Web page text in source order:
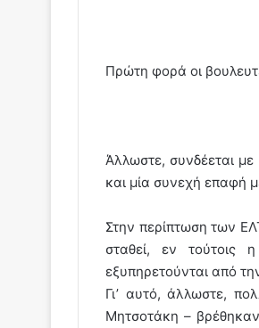
Πρώτη φορά οι
Άλλωστε, συνδέεται
και μία συνεχή επαφή
Στην περίπτωση των
σταθεί, εν τούτοις
εξυπηρετούνται από
Γι’ αυτό, άλλωστε,
Μητσοτάκη –